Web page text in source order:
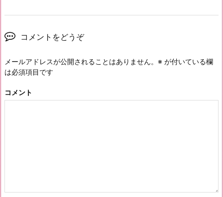
コメントをどうぞ
メールアドレスが公開されることはありません。 ※ が付いている欄
は必須項目です
コメント